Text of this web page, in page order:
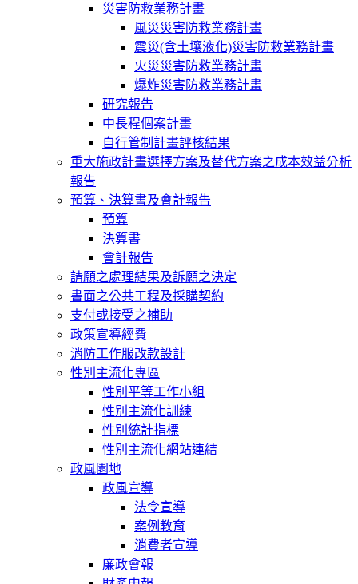
災害防救業務計畫
風災災害防救業務計畫
震災(含土壤液化)災害防救業務計畫
火災災害防救業務計畫
爆炸災害防救業務計畫
研究報告
中長程個案計畫
自行管制計畫評核結果
重大施政計畫選擇方案及替代方案之成本效益分析
報告
預算、決算書及會計報告
預算
決算書
會計報告
請願之處理結果及訴願之決定
書面之公共工程及採購契約
支付或接受之補助
政策宣導經費
消防工作服改款設計
性別主流化專區
性別平等工作小組
性別主流化訓練
性別統計指標
性別主流化網站連結
政風園地
政風宣導
法令宣導
案例教育
消費者宣導
廉政會報